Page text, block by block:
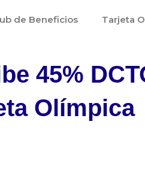
de Beneficios Tarjeta
45%
Olímpica